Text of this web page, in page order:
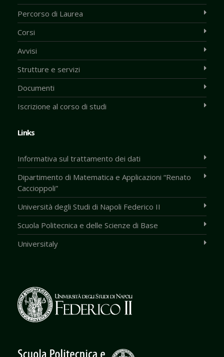
Percorso di Laurea
Corsi
Avvisi
Strutture e servizi
Documenti
Iscrizione al corso di studi
Links
Informativa sul trattamento dei dati
Dipartimento di Matematica e Applicazioni “Renato
Caccioppoli”
Università degli Studi di Napoli Federico II
Scuola Politecnica e delle Scienze di Base
Universitaly